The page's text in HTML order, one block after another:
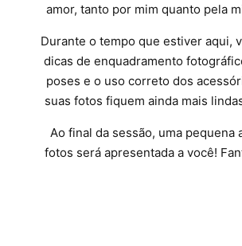
amor, tanto por mim quanto pela
Durante o tempo que estiver aqui,
dicas de enquadramento
poses e o uso correto dos
suas fotos fiquem ainda mais
Ao final da sessão, uma pequena
fotos será apresentada a você!